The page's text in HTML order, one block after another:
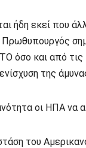
ήδη εκεί που
Πρωθυπουργός
όσο και από τις
της
οι ΗΠΑ
του